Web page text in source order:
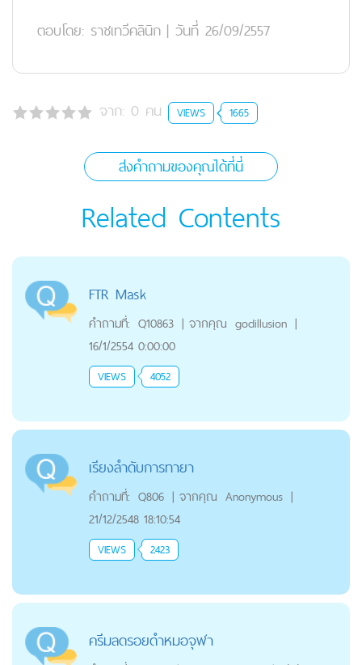
ตอบโดย: ราชเทวีคลินิก | วันที่ 26/09/2557
จาก: 0 คน VIEWS 1665
ส่งคำถามของคุณได้ที่นี่
Related Contents
FTR Mask
คำถามที่: Q10863 | จากคุณ godillusion |
16/1/2554 0:00:00
VIEWS 4052
เรียงลำดับการทายา
คำถามที่: Q806 | จากคุณ Anonymous |
21/12/2548 18:10:54
VIEWS 2423
ครีมลดรอยดำหมอจุฬา